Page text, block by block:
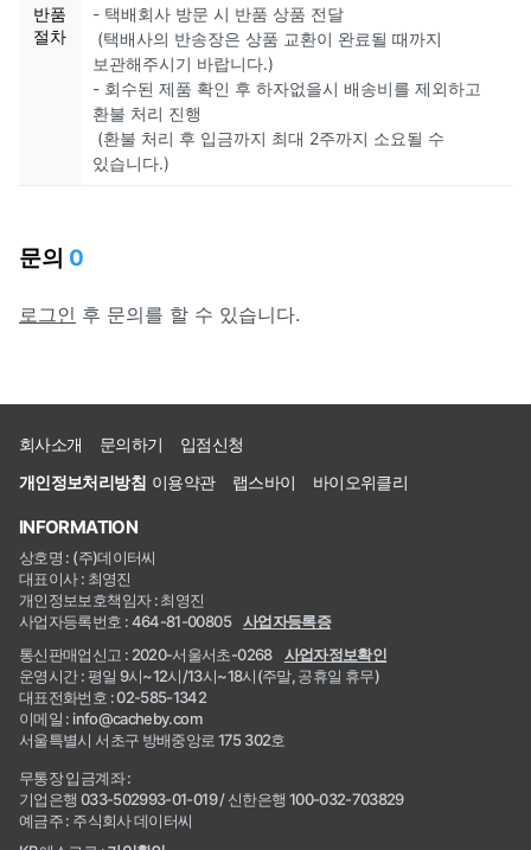
반품
절차
- 택배회사 방문 시 반품 상품 전달
(택배사의 반송장은 상품 교환이 완료될 때까지
보관해주시기 바랍니다.)
- 회수된 제품 확인 후 하자없을시 배송비를 제외하고
환불 처리 진행
(환불 처리 후 입금까지 최대 2주까지 소요될 수
있습니다.)
문의 0
로그인 후 문의를 할 수 있습니다.
회사소개 문의하기
입점신청
개인정보처리방침 이용약관 랩스바이 바이오위클리
INFORMATION
상호명 : (주)데이터씨
대표이사 : 최영진
개인정보보호책임자 : 최영진
사업자등록번호 : 464-81-00805
사업자등록증
통신판매업신고 : 2020-서울서초-0268
사업자정보확인
운영시간 : 평일 9시~12시/13시~18시(주말, 공휴일 휴무)
대표전화번호 : 02-585-1342
이메일 : info@cacheby.com
서울특별시 서초구 방배중앙로 175 302호
무통장 입금계좌 :
기업은행 033-502993-01-019 / 신한은행 100-032-703829
예금주 : 주식회사 데이터씨